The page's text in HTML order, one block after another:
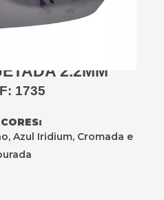
2.2MM
1735
Azul Iridium, Cromada e